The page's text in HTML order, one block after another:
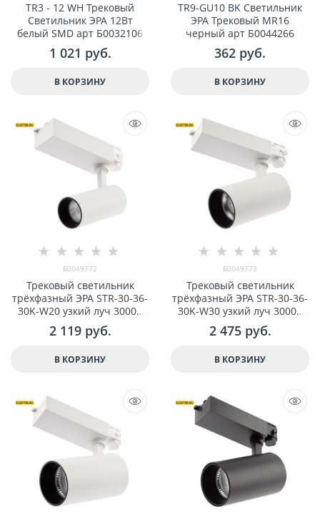
TR3 - 12 WH Трековый
Светильник ЭРА 12Вт
белый SMD арт Б0032106
1 021 руб.
В КОРЗИНУ
TR9-GU10 BK Светильник
ЭРА Трековый MR16
черный арт Б0044266
362 руб.
В КОРЗИНУ
Б0049772
Трековый светильник
трёxфазный ЭРА SТR-30-36-
30K-W20 узкий луч 3000K
белый арт Б0049772
2 119 руб.
В КОРЗИНУ
Б0049773
Трековый светильник
трёxфазный ЭРА SТR-30-36-
30K-W30 узкий луч 3000K
белый арт Б0049773
2 475 руб.
В КОРЗИНУ